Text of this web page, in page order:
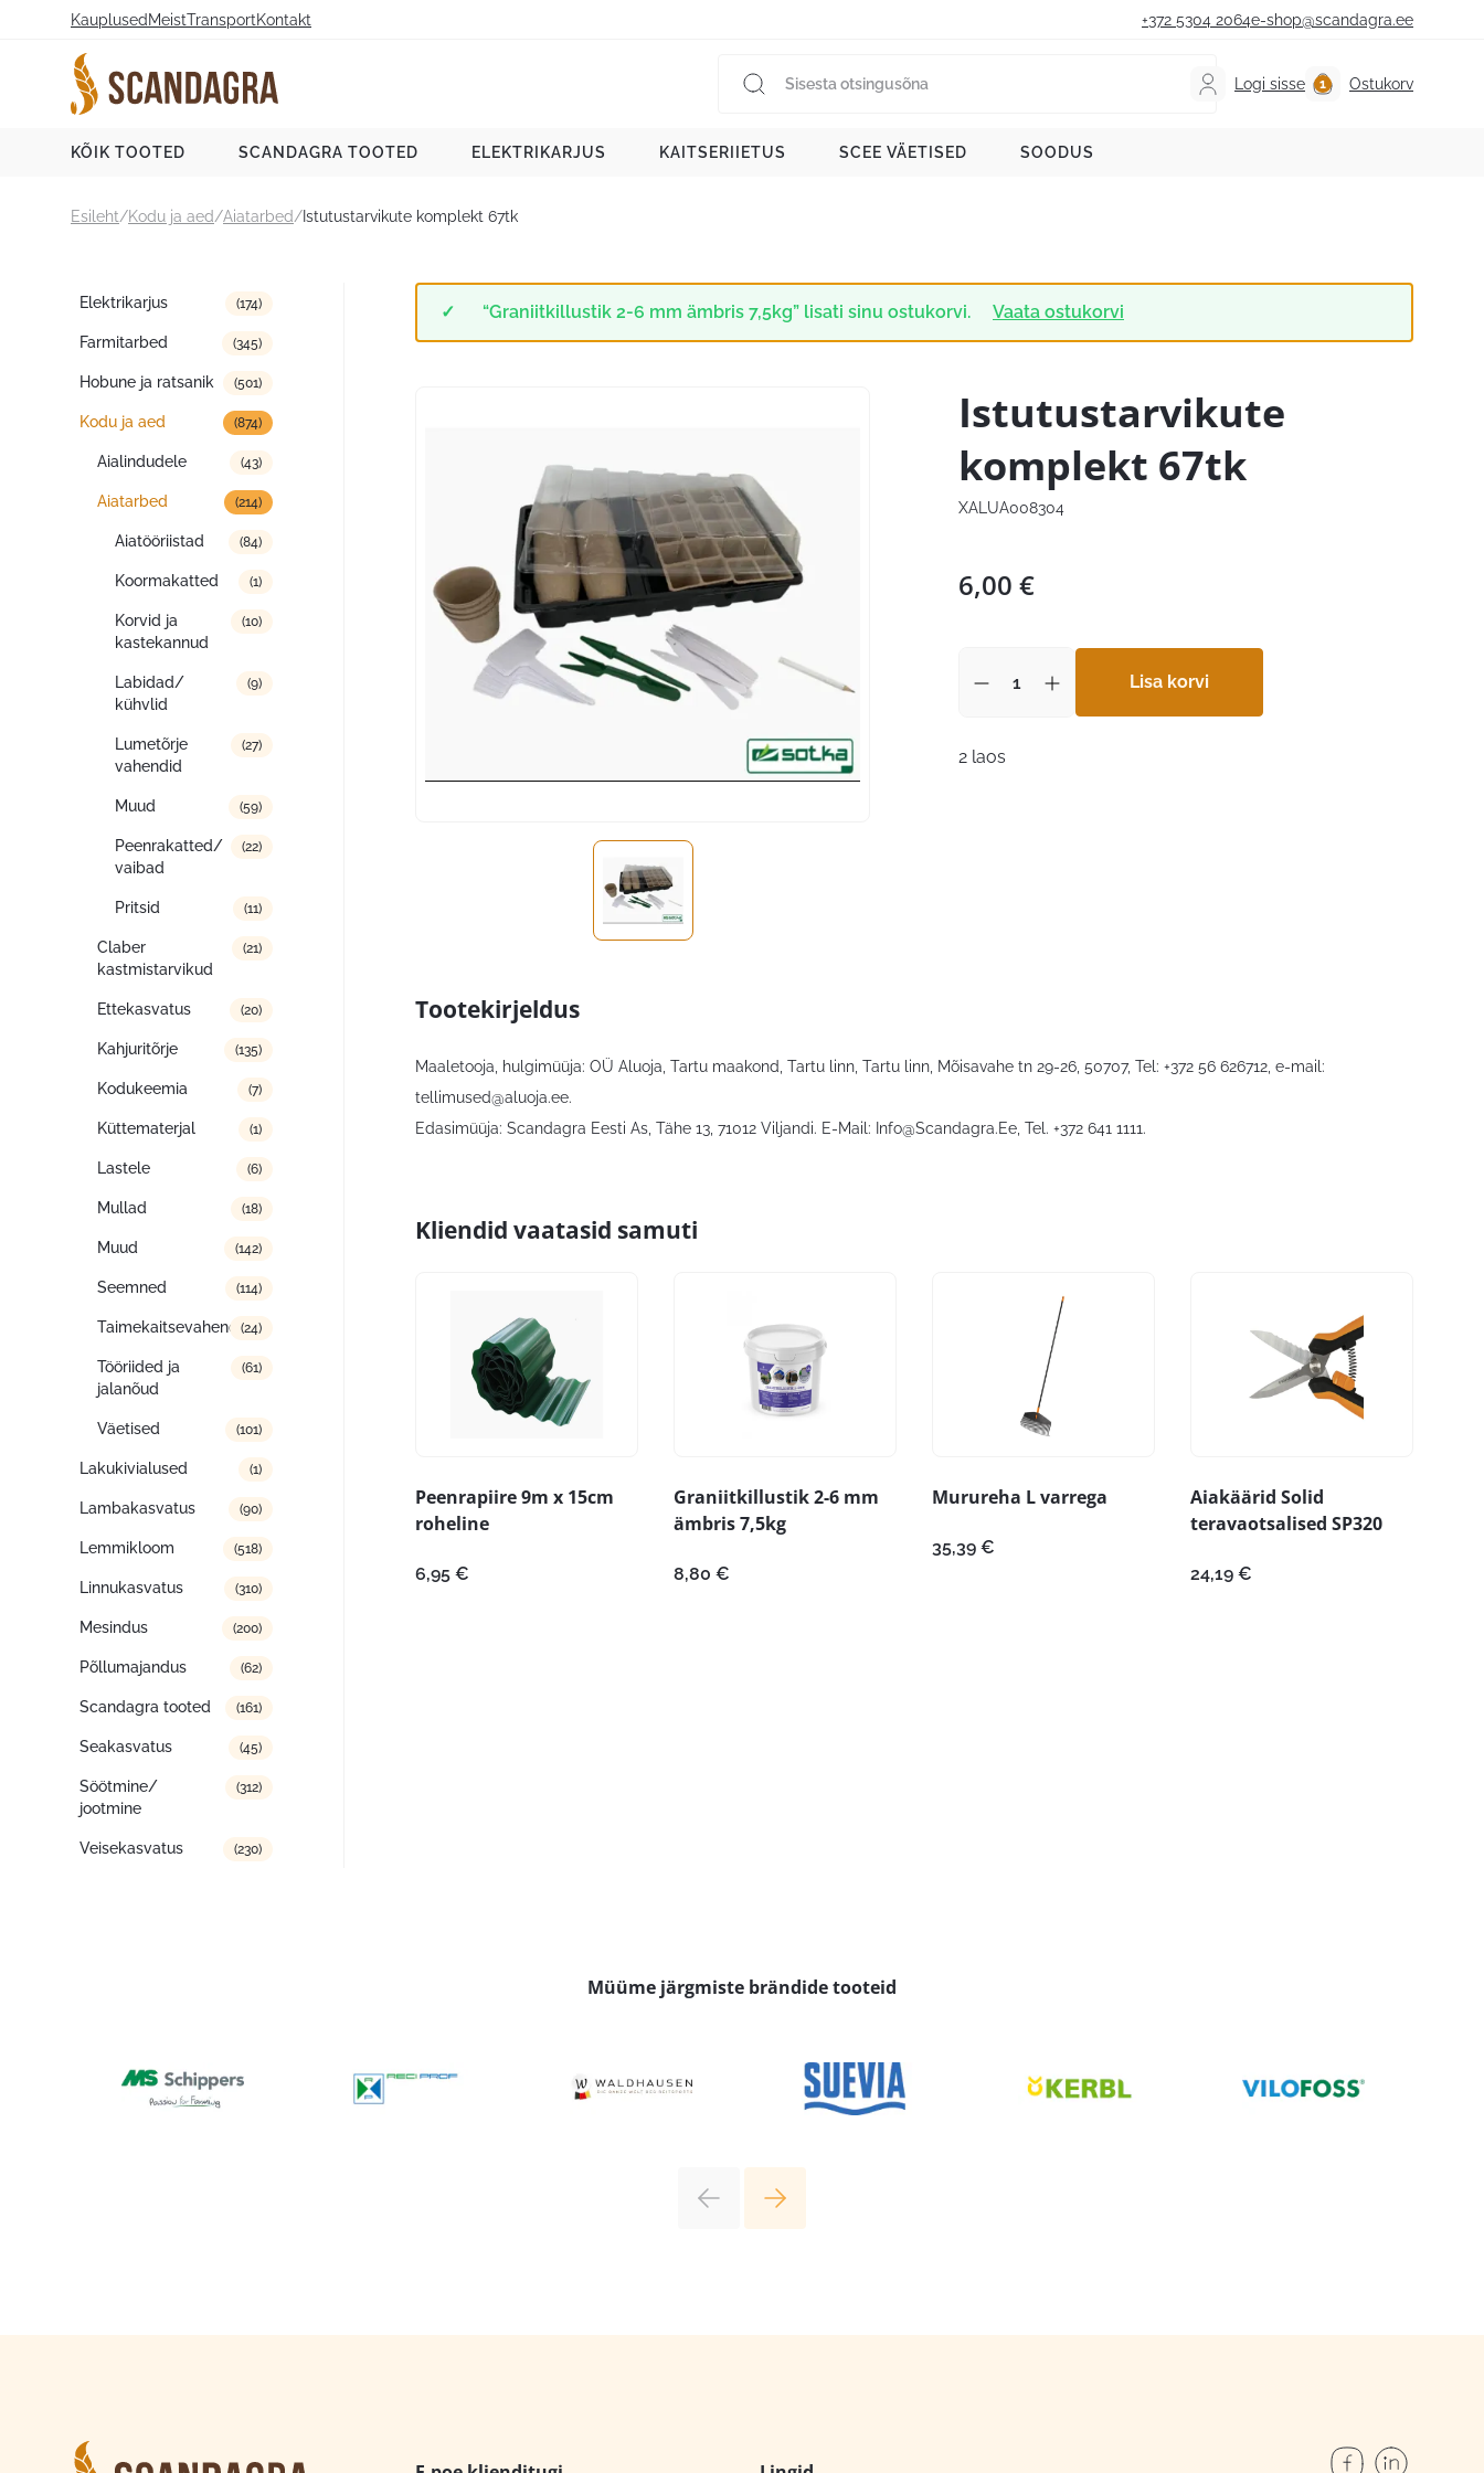
Kauplused MeistTransportKontakt +372 5304 2064e-shop@scandagra.ee
Logi sisse Ostukorv
KÕIK TOOTED SCANDAGRA TOOTED ELEKTRIKARJUS KAITSERIIETUS SCEE VÄETISED SOODUS
Esileht/Kodu ja aed/Aiatarbed/Istutustarvikute komplekt 67tk
Tootekategooriad
Elektrikarjus (174)
Farmitarbed (345)
Hobune ja ratsanik (501)
Kodu ja aed (874)
Aialindudele (43)
Aiatarbed (214)
Aiatööriistad (84)
Koormakatted (1)
Korvid ja
kastekannud
(10)
Labidad/
kühvlid
(9)
Lumetõrje
vahendid
(27)
Muud (59)
Peenrakatted/
vaibad
(22)
Pritsid (11)
Claber
kastmistarvikud
(21)
Ettekasvatus (20)
Kahjuritõrje (135)
Kodukeemia (7)
Küttematerjal (1)
Lastele (6)
Mullad (18)
Muud (142)
Seemned (114)
Taimekaitsevahendid(24)
Tööriided ja
jalanõud
(61)
Väetised (101)
Lakukivialused (1)
Lambakasvatus (90)
Lemmikloom (518)
Linnukasvatus (310)
Mesindus (200)
Põllumajandus (62)
Scandagra tooted (161)
Seakasvatus (45)
Söötmine/
jootmine
(312)
Veisekasvatus (230)
“Graniitkillustik 2-6 mm ämbris 7,5kg” lisati sinu ostukorvi. Vaata ostukorvi
Istutustarvikute
komplekt 67tk
XALUA008304
6,00 €
Lisa korvi
2 laos
Tootekirjeldus
Maaletooja, hulgimüüja: OÜ Aluoja, Tartu maakond, Tartu linn, Tartu linn, Mõisavahe tn 29-26, 50707, Tel: +372 56 626712, e-mail:
tellimused@aluoja.ee.
Edasimüüja: Scandagra Eesti As, Tähe 13, 71012 Viljandi. E-Mail: Info@Scandagra.Ee , Tel. +372 641 1111.
Kliendid vaatasid samuti
Peenrapiire 9m x 15cm
roheline
6,95 €
Graniitkillustik 2-6 mm
ämbris 7,5kg
8,80 €
Murureha L varrega
35,39 €
Aiakäärid Solid
teravaotsalised SP320
24,19 €
Müüme järgmiste brändide tooteid